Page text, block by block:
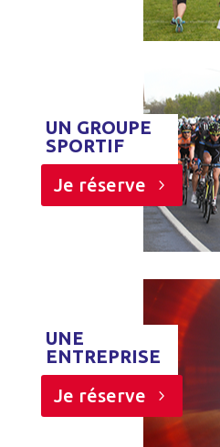
UN GROUPE
SPORTIF
Je réserve
UNE
ENTREPRISE
Je réserve